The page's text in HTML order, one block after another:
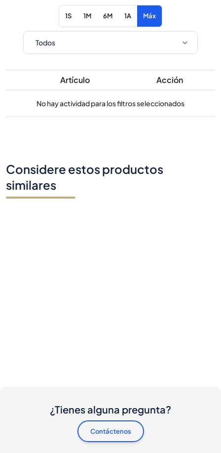
1S 1M 6M 1A Máx
Artículo Acción
No hay actividad para los filtros seleccionados
Considere estos productos
similares
¿Tienes alguna pregunta?
Contáctenos